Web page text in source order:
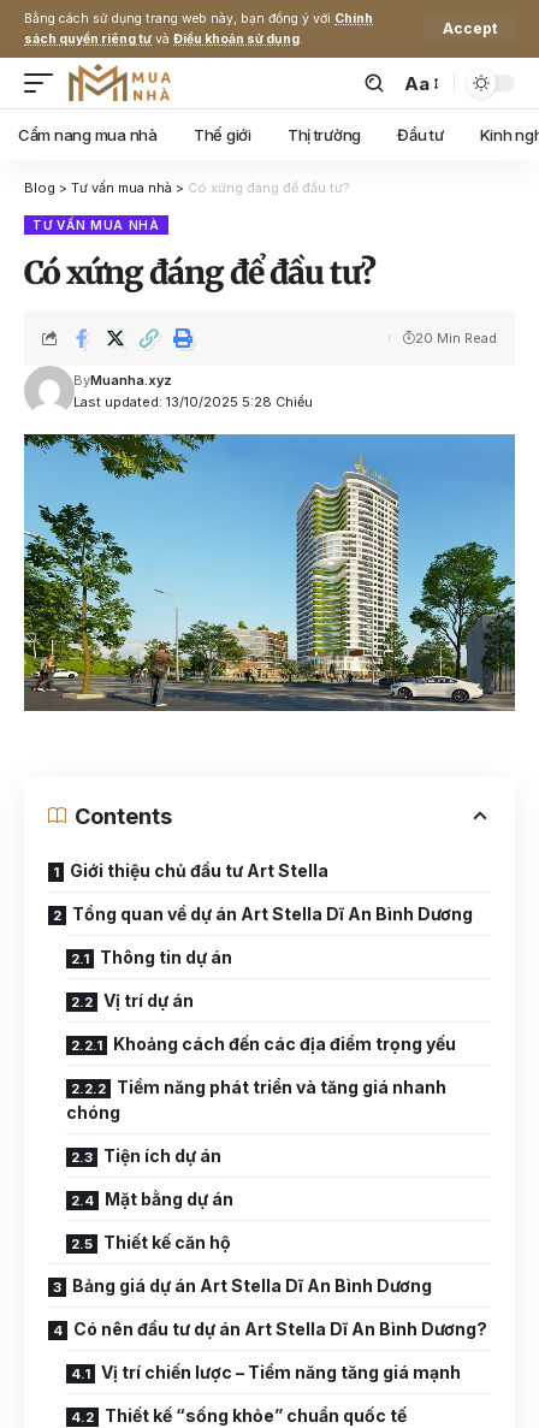
Bằng cách sử dụng trang web này, bạn đồng ý với Chính
sách quyền riêng tư và Điều khoản sử dụng.
Accept
Aa
Cẩm nang mua nhà Thế giới Thị trường Đầu tư Kinh
Blog > Tư vấn mua nhà > Có xứng đáng để đầu tư?
TƯ VẤN MUA NHÀ
Có xứng đáng để đầu tư?
Last updated: 13/10/2025 5:28 Chiều
ByMuanha.xyz
20 Min Read
Contents
Giới thiệu chủ đầu tư Art Stella
Tổng quan về dự án Art Stella Dĩ An Bình Dương
Thông tin dự án
Vị trí dự án
Khoảng cách đến các địa điểm trọng yếu
Tiềm năng phát triển và tăng giá nhanh
chóng
Tiện ích dự án
Mặt bằng dự án
Thiết kế căn hộ
Bảng giá dự án Art Stella Dĩ An Bình Dương
Có nên đầu tư dự án Art Stella Dĩ An Bình Dương?
Vị trí chiến lược – Tiềm năng tăng giá mạnh
Thiết kế “sống khỏe” chuẩn quốc tế